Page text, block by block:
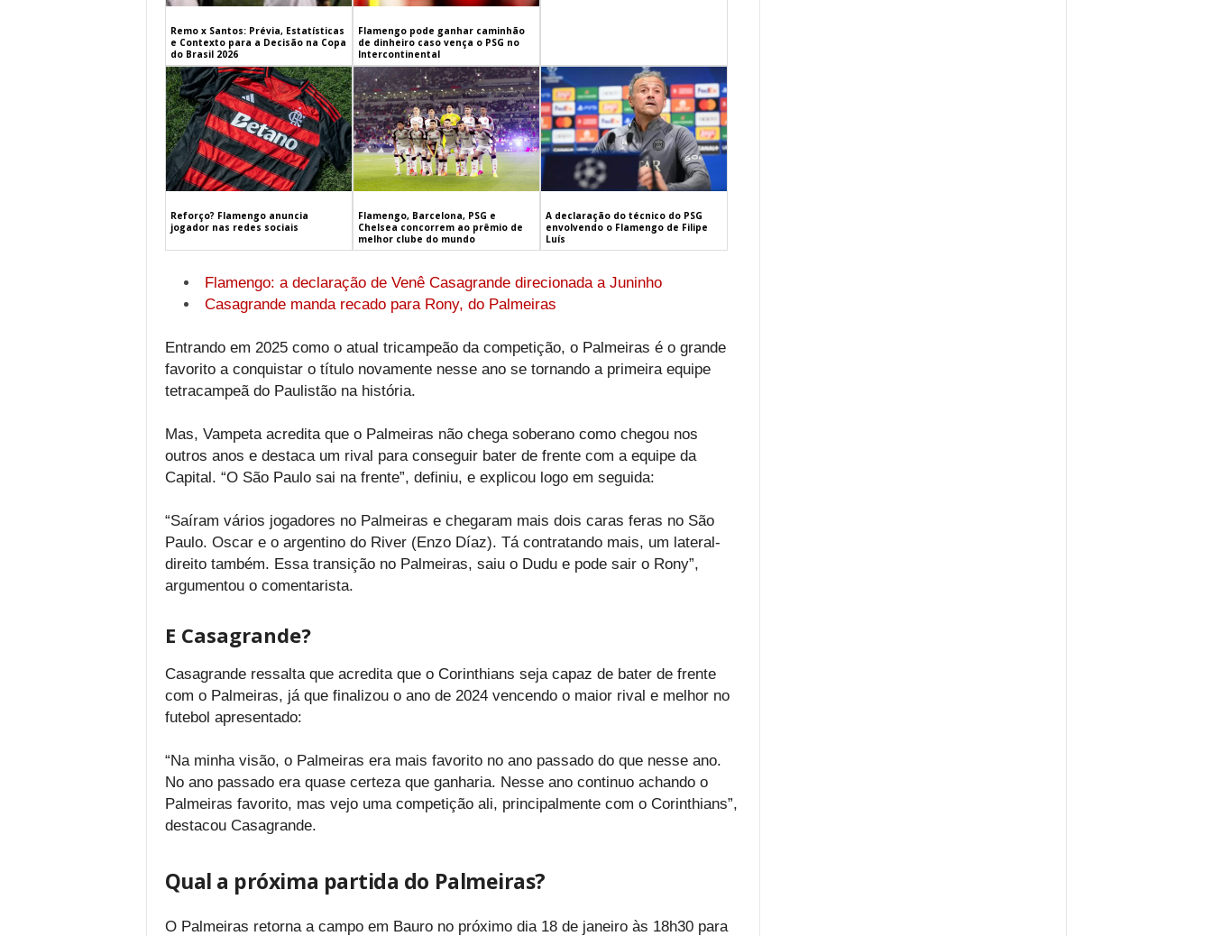
Remo x Santos: Prévia, Estatísticas
e Contexto para a Decisão na Copa
do Brasil 2026
Flamengo pode ganhar caminhão
de dinheiro caso vença o PSG no
Intercontinental
Reforço? Flamengo anuncia
jogador nas redes sociais
Flamengo, Barcelona, PSG e
Chelsea concorrem ao prêmio de
melhor clube do mundo
A declaração do técnico do PSG
envolvendo o Flamengo de Filipe
Luís
Flamengo: a declaração de Venê Casagrande direcionada a Juninho
Casagrande manda recado para Rony, do Palmeiras
Entrando em 2025 como o atual tricampeão da competição, o Palmeiras é o grande
favorito a conquistar o título novamente nesse ano se tornando a primeira equipe
tetracampeã do Paulistão na história.
Mas, Vampeta acredita que o Palmeiras não chega soberano como chegou nos
outros anos e destaca um rival para conseguir bater de frente com a equipe da
Capital. “O São Paulo sai na frente”, definiu, e explicou logo em seguida:
“Saíram vários jogadores no Palmeiras e chegaram mais dois caras feras no São
Paulo. Oscar e o argentino do River (Enzo Díaz). Tá contratando mais, um lateral-
direito também. Essa transição no Palmeiras, saiu o Dudu e pode sair o Rony”,
argumentou o comentarista.
E Casagrande?
Casagrande ressalta que acredita que o Corinthians seja capaz de bater de frente
com o Palmeiras, já que finalizou o ano de 2024 vencendo o maior rival e melhor no
futebol apresentado:
“Na minha visão, o Palmeiras era mais favorito no ano passado do que nesse ano.
No ano passado era quase certeza que ganharia. Nesse ano continuo achando o
Palmeiras favorito, mas vejo uma competição ali, principalmente com o Corinthians”,
destacou Casagrande.
Qual a próxima partida do Palmeiras?
O Palmeiras retorna a campo em Bauro no próximo dia 18 de janeiro às 18h30 para